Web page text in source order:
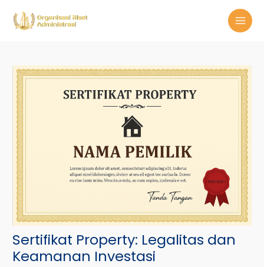
content
Sertifikat Property: Legalitas dan
Keamanan Investasi
navigation